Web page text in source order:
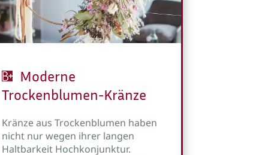
Moderne
Trockenblumen-Kränze
Kränze aus Trockenblumen haben
nicht nur wegen ihrer langen
Haltbarkeit Hochkonjunktur.